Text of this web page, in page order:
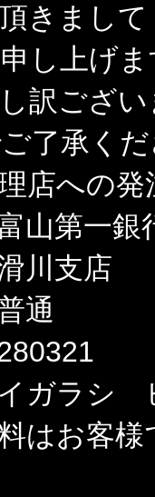
きまし
し上げ
訳ござ
了承く
店への
山第一銀
支店
通
ラシ
はお客